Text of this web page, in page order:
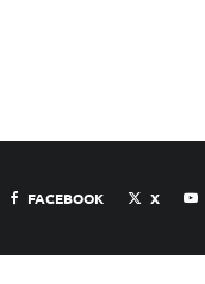
FACEBOOK X